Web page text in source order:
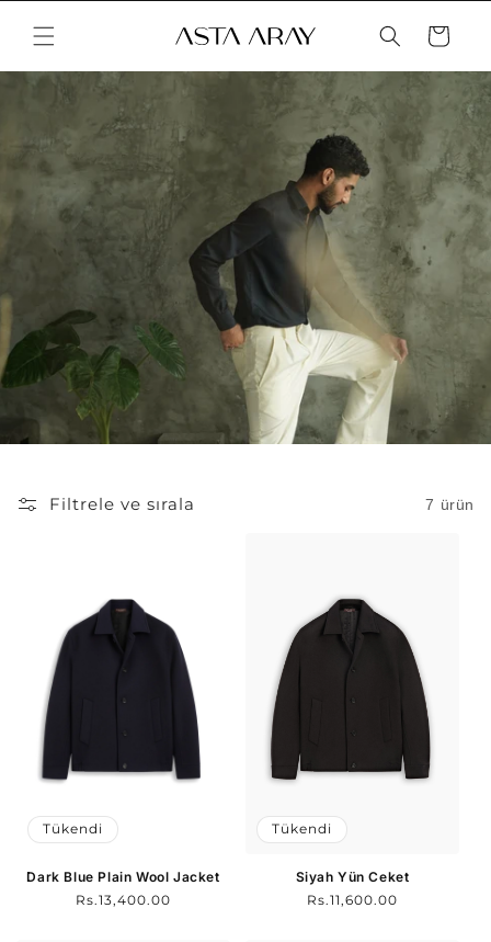
atla
Sepet
Filtrele ve sırala 7 ürün
Tükendi
Dark Blue Plain Wool Jacket
Normal
Rs.13,400.00
Tükendi
Siyah Yün Ceket
Normal
Rs.11,600.00